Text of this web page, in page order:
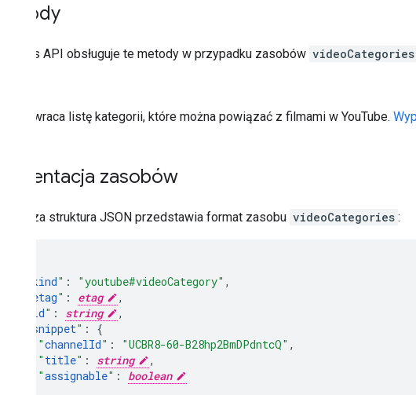
Metody
Interfejs API obsługuje te metody w przypadku zasobów videoCategories
Zwraca listę kategorii, które można powiązać z filmami w YouTube.
Prezentacja zasobów
Poniższa struktura JSON przedstawia format zasobu videoCategories :
kind" : "youtube#videoCategory" ,
etag" : etag
,
id" : string
,
snippet" :
"channelId" : "UCBR8-60-B28hp2BmDPdntcQ" ,
" title" : string
,
"assignable" :
boolean